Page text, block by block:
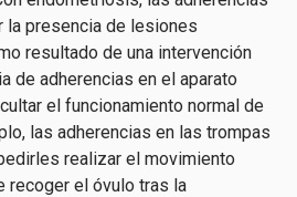
la presencia de lesiones
resultado de una intervención
de adherencias en el aparato
el funcionamiento normal de
las adherencias en las trompas
realizar el movimiento
recoger el óvulo tras la